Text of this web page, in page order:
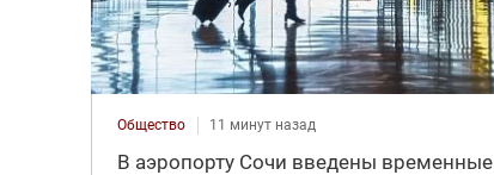
Общество 11 минут назад
В аэропорту Сочи введены временные